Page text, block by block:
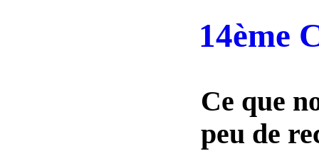
14ème
Ce que
peu de